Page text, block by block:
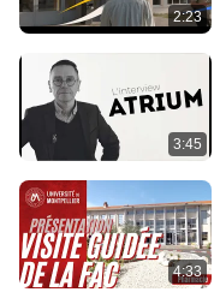
2:23
3:45
4:33